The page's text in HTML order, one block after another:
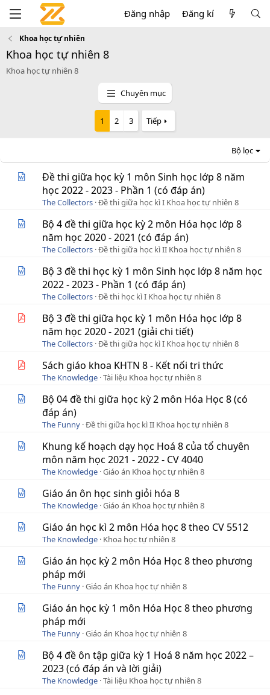
Đăng nhập Đăng kí
Khoa học tự nhiên
Khoa học tự nhiên 8
Khoa học tự nhiên 8
Chuyên mục
1 2 3 Tiếp
Bộ lọc
Đề thi giữa học kỳ 1 môn Sinh học lớp 8 năm
học 2022 - 2023 - Phần 1 (có đáp án)
The Collectors Đề thi giữa học kì I Khoa học tự nhiên 8
Bộ 4 đề thi giữa học kỳ 2 môn Hóa học lớp 8
năm học 2020 - 2021 (có đáp án)
The Collectors Đề thi giữa học kì II Khoa học tự nhiên 8
Bộ 3 đề thi học kỳ 1 môn Sinh học lớp 8 năm học
2022 - 2023 - Phần 1 (có đáp án)
The Collectors Đề thi học kì I Khoa học tự nhiên 8
Bộ 3 đề thi giữa học kỳ 1 môn Hóa học lớp 8
năm học 2020 - 2021 (giải chi tiết)
The Collectors Đề thi giữa học kì I Khoa học tự nhiên 8
Sách giáo khoa KHTN 8 - Kết nối tri thức
The Knowledge Tài liệu Khoa học tự nhiên 8
Bộ 04 đề thi giữa học kỳ 2 môn Hóa Học 8 (có
đáp án)
The Funny Đề thi giữa học kì II Khoa học tự nhiên 8
Khung kế hoạch dạy học Hoá 8 của tổ chuyên
môn năm học 2021 - 2022 - CV 4040
The Knowledge Giáo án Khoa học tự nhiên 8
Giáo án ôn học sinh giỏi hóa 8
The Knowledge Giáo án Khoa học tự nhiên 8
Giáo án học kì 2 môn Hóa học 8 theo CV 5512
The Knowledge Khoa học tự nhiên 8
Giáo án học kỳ 2 môn Hóa Học 8 theo phương
pháp mới
The Funny Giáo án Khoa học tự nhiên 8
Giáo án học kỳ 1 môn Hóa Học 8 theo phương
pháp mới
The Funny Giáo án Khoa học tự nhiên 8
Bộ 4 đề ôn tập giữa kỳ 1 Hoá 8 năm học 2022 –
2023 (có đáp án và lời giải)
The Knowledge Tài liệu Khoa học tự nhiên 8